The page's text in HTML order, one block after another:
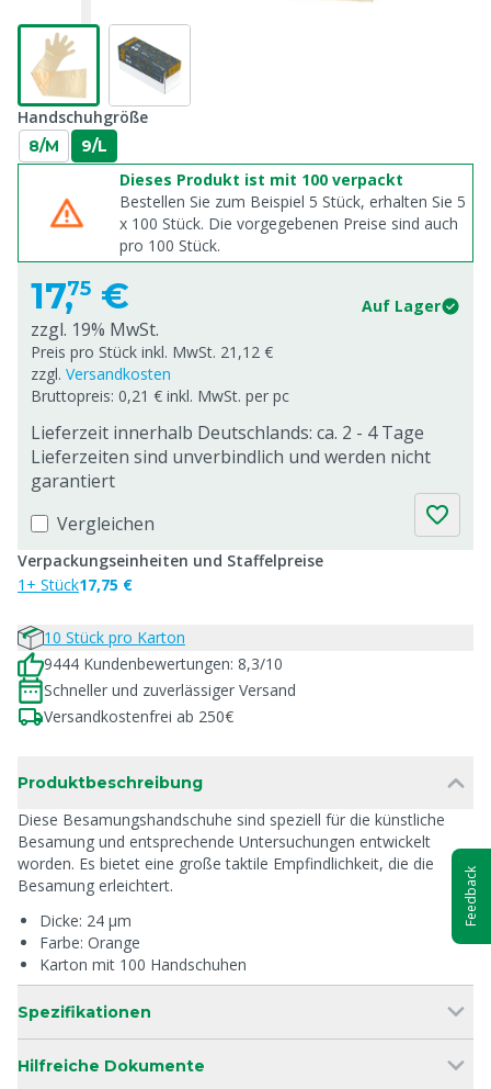
Handschuhgröße
8/M 9/L
Dieses Produkt ist mit 100 verpackt
Bestellen Sie zum Beispiel 5 Stück, erhalten Sie 5
x 100 Stück. Die vorgegebenen Preise sind auch
pro 100 Stück.
17,75 € Auf Lager
zzgl. 19% MwSt.
Preis pro Stück inkl. MwSt. 21,12 €
zzgl. Versandkosten
Bruttopreis: 0,21 € inkl. MwSt. per pc
Lieferzeit innerhalb Deutschlands: ca. 2 - 4 Tage
Lieferzeiten sind unverbindlich und werden nicht
garantiert
Vergleichen
Verpackungseinheiten und Staffelpreise
1+ Stück17,75 €
10 Stück pro Karton
9444 Kundenbewertungen: 8,3/10
Schneller und zuverlässiger Versand
Versandkostenfrei ab 250€
Produktbeschreibung
Diese Besamungshandschuhe sind speziell für die künstliche
Besamung und entsprechende Untersuchungen entwickelt
worden. Es bietet eine große taktile Empfindlichkeit, die die
Besamung erleichtert.
Dicke: 24 µm
Farbe: Orange
Karton mit 100 Handschuhen
Spezifikationen
Hilfreiche Dokumente
Feedback